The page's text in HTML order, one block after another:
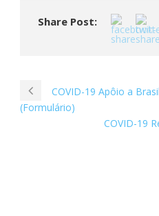
Share Post:
COVID-19 Apôio a
(Formulário)
COVID-19